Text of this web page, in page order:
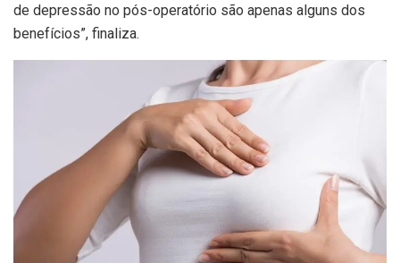
de depressão no pós-operatório são apenas alguns dos
benefícios”, finaliza.